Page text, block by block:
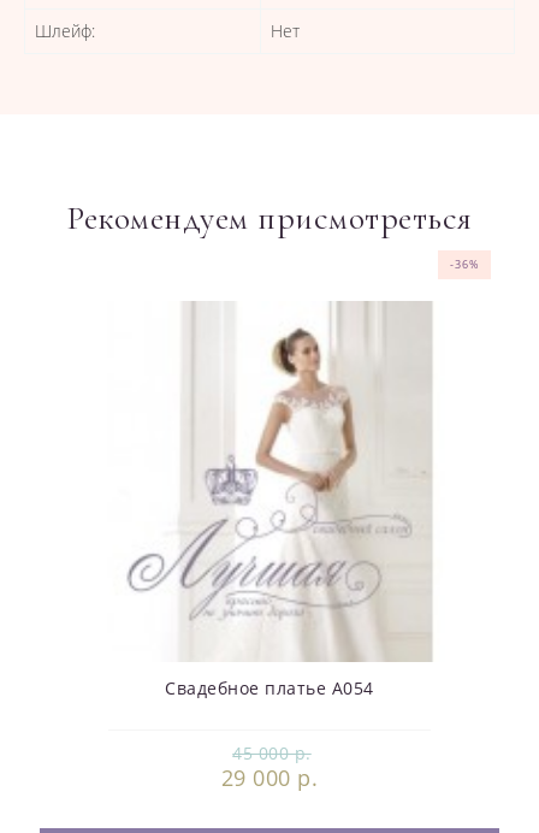
Шлейф:
Нет
Рекомендуем присмотреться
-36%
Свадебное платье А054
45 000 р.
29 000 р.
-36%
-36%
-37%
-36%
-36%
-36%
-36%
-36%
-36%